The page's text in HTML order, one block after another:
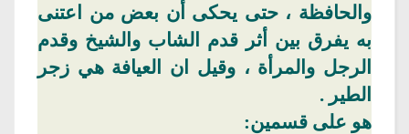
والحافظة ، حتى يحكى أن بعض من اعتنى
به يفرق بين أثر قدم الشاب والشيخ وقدم
الرجل والمرأة ، وقيل ان العيافة هي زجر
الطير .
هو على قسمين: